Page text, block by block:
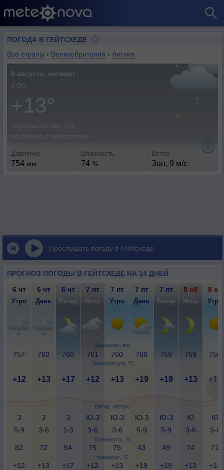
ПОГОДА В ГЕЙТСХЕДЕ
Все страны › Великобритания › Англия
6 августа, четверг
2:00
+13°
Давление
754 мм
Влажность
74 %
Ветер
Зап, 9 м/с
Прослушать погоду в Гейтсхеде
ПРОГНОЗ ПОГОДЫ В ГЕЙТСХЕДЕ НА 14 ДНЕЙ
Давление, мм
Температура, °C
Ветер, метр/с
Влажность, %
Комфорт, °C
6 чт 6 чт 6 чт 7 пт 7 пт 7 пт 7 пт 8 сб 8 сб
Утро День Вечер Ночь Утро День Вечер Ночь Утро
757 760 760 761 760 760 759 759 758
+12 +13 +17 +12 +13 +19 +19 +13 +14
З
5-9
З
3-6
З
1-3
Ю-З
3-6
Ю-З
3-6
Ю-З
5-9
Ю-З
5-9
Ю
3-6
Ю
3-6
82 72 54 75 75 43 49 74 71
+12 +13 +17 +12 +13 +19 +19 +13 +14